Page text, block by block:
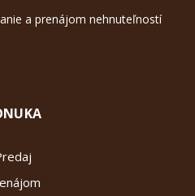
a prenájom nehnuteľností